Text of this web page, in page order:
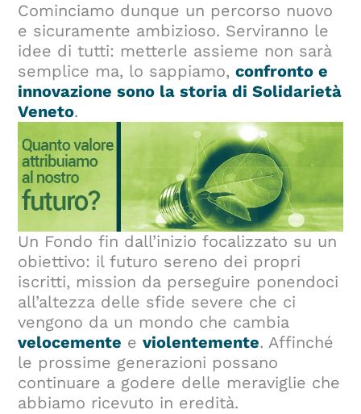
Cominciamo dunque un percorso nuovo
e sicuramente ambizioso. Serviranno le
idee di tutti: metterle assieme non sarà
semplice ma, lo sappiamo,confronto e
innovazione sono la storia di Solidarietà
Veneto.
Un Fondo fin dall’inizio focalizzato su un
obiettivo: il futuro sereno dei propri
iscritti, mission da perseguire ponendoci
all’altezza delle sfide severe che ci
vengono da un mondo che cambia
velocemente eviolentemente. Affinché
le prossime generazioni possano
continuare a godere delle meraviglie che
abbiamo ricevuto in eredità.